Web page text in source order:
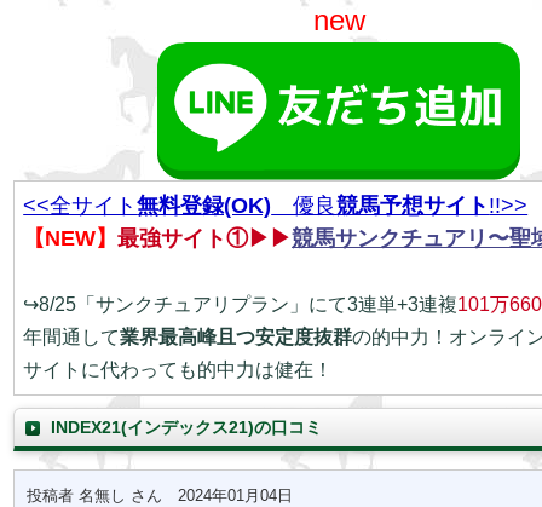
new
<<全サイト無料登録(OK) 優良競馬予想サイト !!>>
【NEW】最強サイト①▶▶競馬サンクチュアリ〜聖
↪8/25「サンクチュアリプラン」にて3連単+3連複101万
年間通して業界最高峰且つ安定度抜群の的中力！オンライ
サイトに代わっても的中力は健在！
INDEX21(インデックス21)の口コミ
投稿者 名無し さん 2024年01月04日